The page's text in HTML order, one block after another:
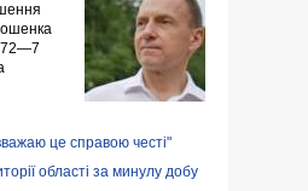
це справою честі"
області за минулу добу